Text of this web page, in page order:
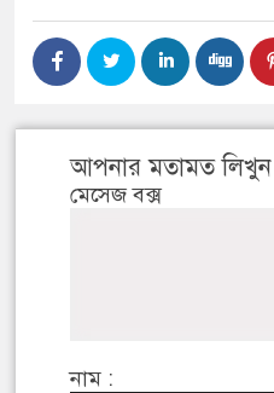
আপনার মতামত লিখুন
মেসেজ বক্স
নাম :